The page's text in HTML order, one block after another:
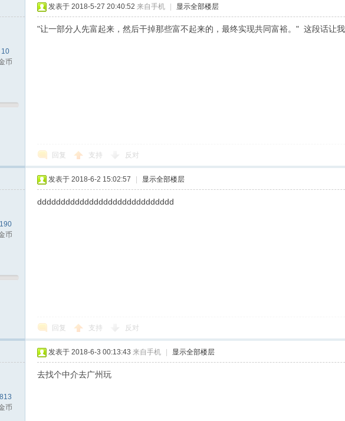
10
币
发表于 2018-5-27 20:40:52 来自手机 显示全部楼层
"让一部分人先富起来，然后干掉那些富不起来的，最终实现共同富裕。" 这段话让
回复 支持 反对
190
币
发表于 2018-6-2 15:02:57 显示全部楼层
ddddddddddddddddddddddddddddd
回复 支持 反对
813
币
发表于 2018-6-3 00:13:43 来自手机 显示全部楼层
去找个中介去广州玩